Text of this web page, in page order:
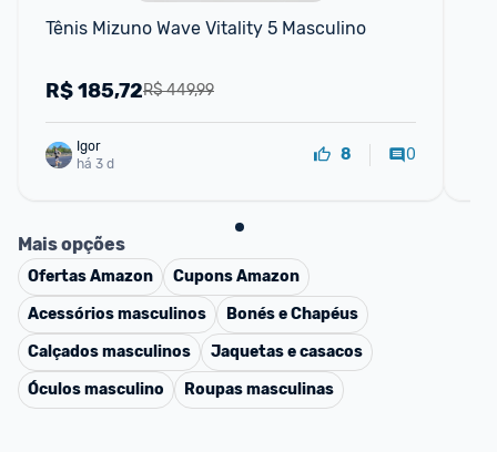
Tênis Mizuno Wave Vitality 5 Masculino
R$ 449,99
R$185,72
Igor
há 3 d
8 0
Mais opções
OfertasAmazon CuponsAmazon
Acessórios masculinos
Bonés e Chapéus
Calçados masculinos
Jaquetas e casacos
Óculos masculino
Roupas masculinas